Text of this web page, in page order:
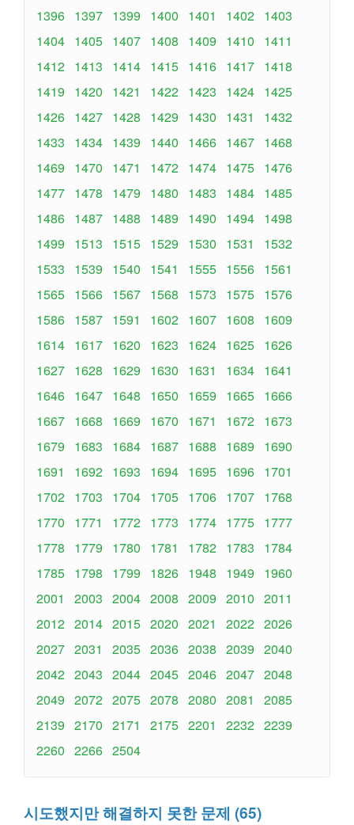
1396 1397 1399 1400 1401 1402 1403
1404 1405 1407 1408 1409 1410
1411
1412 1413 1414 1415 1416 1417 1418
1419
1420 1421 1422 1423 1424 1425
1426 1427 1428 1429 1430 1431
1432
1433
1434 1439 1440 1466 1467 1468
1469
1470 1471 1472 1474 1475 1476
1477 1478 1479 1480 1483 1484 1485
1486 1487 1488 1489 1490 1494 1498
1499
1513 1515 1529 1530 1531
1532
1533
1539 1540 1541 1555 1556 1561
1565 1566 1567 1568 1573 1575 1576
1586 1587 1591 1602 1607 1608
1609
1614 1617 1620 1623 1624 1625 1626
1627 1628 1629 1630 1631 1634 1641
1646 1647 1648 1650 1659 1665 1666
1667 1668 1669 1670 1671 1672 1673
1679
1683 1684 1687 1688 1689
1690
1691
1692 1693 1694 1695 1696 1701
1702 1703 1704 1705 1706 1707 1768
1770
1771 1772 1773 1774 1775 1777
1778
1779 1780 1781 1782 1783
1784
1785 1798 1799 1826 1948 1949
1960
2001
2003 2004 2008 2009 2010 2011
2012 2014 2015 2020 2021 2022 2026
2027 2031 2035 2036 2038 2039 2040
2042 2043 2044 2045 2046 2047 2048
2049 2072 2075 2078 2080 2081
2085
2139 2170 2171 2175 2201 2232 2239
2260 2266 2504
시도했지만 해결하지 못한 문제 (65)